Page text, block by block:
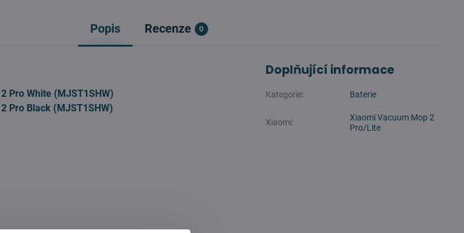
Popis Recenze 0
Pro White (MJST1SHW)
Pro Black (MJST1SHW)
Doplňující informace
Kategorie: Baterie
Xiaomi:
Xiaomi Vacuum Mop 2
Pro/Lite